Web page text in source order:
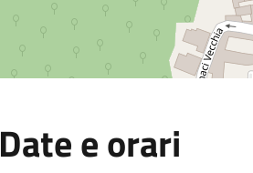
Date e orari